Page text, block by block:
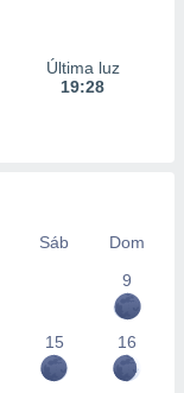
Última luz
19:28
Sáb
Dom
9
15 16